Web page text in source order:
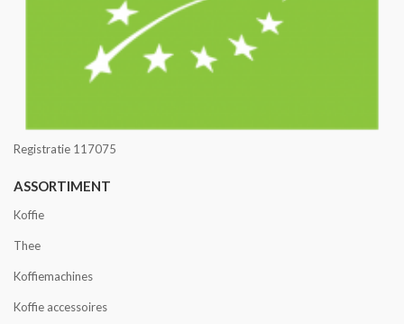
Registratie 117075
ASSORTIMENT
Koffie
Thee
Koffiemachines
Koffie accessoires